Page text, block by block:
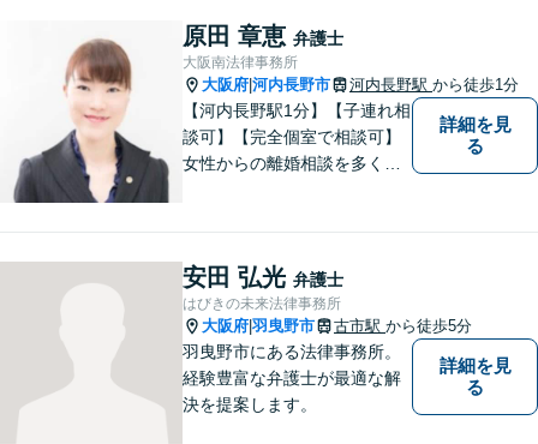
提供しています。
原田 章恵 弁護士
大阪南法律事務所
大阪府 河内長野市 河内長野駅 から徒歩1分
【河内長野駅1分】【子連れ相
談可】【完全個室で相談可】
女性からの離婚相談を多くご
処が皆様の問題解決に大きく
つながります。
詳細を見
る
安田 弘光 弁護士
はびきの未来法律事務所
大阪府 羽曳野市 古市駅 から徒歩5分
羽曳野市にある法律事務所。
経験豊富な弁護士が最適な解
決を提案します。
詳細を見
る